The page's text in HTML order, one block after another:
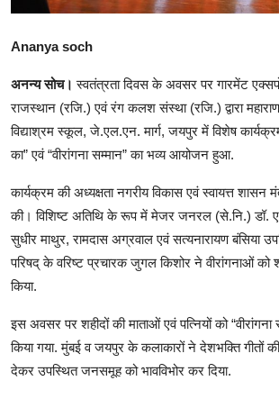
Hindi
Ananya soch
अनन्य सोच।स्वतंत्रता दिवस के अवसर पर गारमेंट
राजस्थान (रजि.) एवं रंग कलश संस्था (रजि.) द्वारा
विद्याश्रम स्कूल, जे.एल.एन. मार्ग, जयपुर में विशेष
का” एवं “वीरांगना सम्मान” का भव्य आयोजन हुआ.
कार्यक्रम की अध्यक्षता नगरीय विकास एवं स्वायत्त शासन
की। विशिष्ट अतिथि के रूप में मेजर जनरल (से.नि.) डॉ.
सुधीर माथुर, रामदास अग्रवाल एवं सत्यनारायण बंसिया
परिषद् के वरिष्ट प्रचारक जुगल किशोर ने वीरांगनाओं को
किया.
इस अवसर पर शहीदों की माताओं एवं पत्नियों को “वीरांगना
किया गया. मुंबई व जयपुर के कलाकारों ने देशभक्ति गीतों की
देकर उपस्थित जनसमूह को भावविभोर कर दिया.